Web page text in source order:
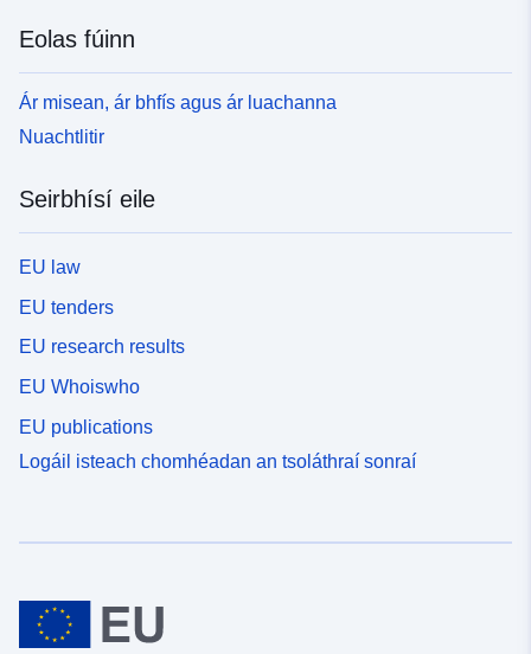
Eolas fúinn
Ár misean, ár bhfís agus ár luachanna
Nuachtlitir
Seirbhísí eile
EU law
EU tenders
EU research results
EU Whoiswho
EU publications
Logáil isteach chomhéadan an tsoláthraí sonraí